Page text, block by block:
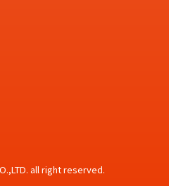
all right reserved.